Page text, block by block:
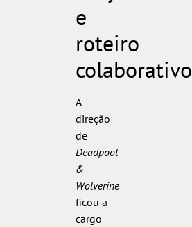
e
roteiro
colaborativo
A
direção
de
Deadpool
&
Wolverine
ficou a
cargo